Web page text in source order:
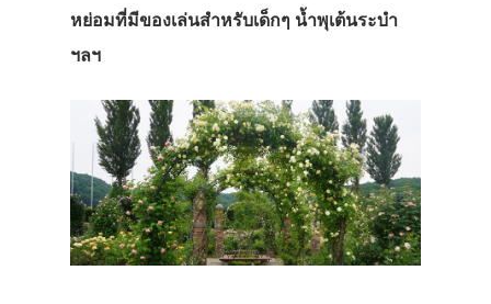
หย่อมที่มีของเล่นสำหรับเด็กๆ น้ำพุเต้นระบำ
ฯลฯ